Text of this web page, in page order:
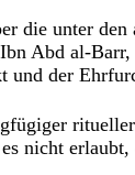
die unter den
Abd al-
und der
nicht erlaubt,